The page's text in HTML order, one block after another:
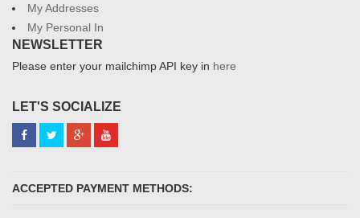
My Addresses
My Personal In
NEWSLETTER
Please enter your mailchimp API key in here
LET'S SOCIALIZE
ACCEPTED PAYMENT METHODS: